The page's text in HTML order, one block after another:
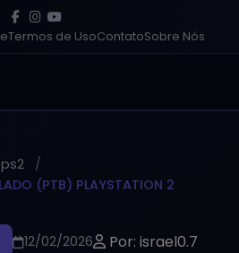
Termos de UsoContatoSobre Nós
(PTB) PLAYSTATION 2
12/02/2026 Por: israel0.7